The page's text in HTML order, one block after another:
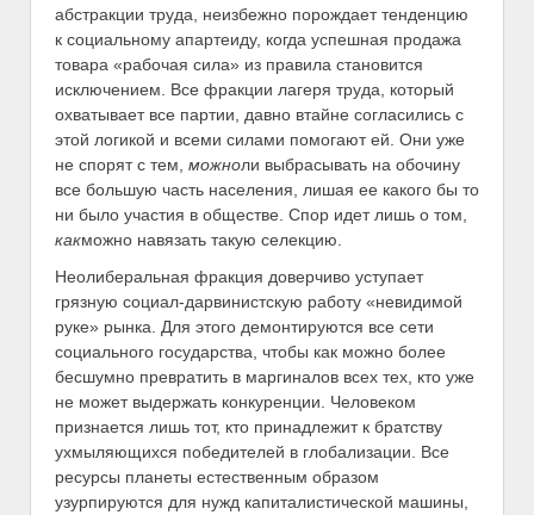
абстракции труда, неизбежно порождает тенденцию
к социальному апартеиду, когда успешная продажа
товара «рабочая сила» из правила становится
исключением. Все фракции лагеря труда, который
охватывает все партии, давно втайне согласились с
этой логикой и всеми силами помогают ей. Они уже
не спорят с тем, можноли выбрасывать на обочину
все большую часть населения, лишая ее какого бы то
ни было участия в обществе. Спор идет лишь о том,
какможно навязать такую селекцию.
Неолиберальная фракция доверчиво уступает
грязную социал-дарвинистскую работу «невидимой
руке» рынка. Для этого демонтируются все сети
социального государства, чтобы как можно более
бесшумно превратить в маргиналов всех тех, кто уже
не может выдержать конкуренции. Человеком
признается лишь тот, кто принадлежит к братству
ухмыляющихся победителей в глобализации. Все
ресурсы планеты естественным образом
узурпируются для нужд капиталистической машины,